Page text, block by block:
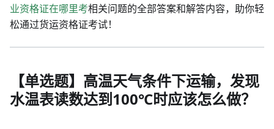
业资格证在哪里考相关问题的全部答案和解答内容，助你轻
松通过货运资格证考试！
【单选题】高温天气条件下运输，发现
水温表读数达到100℃时应该怎么做？